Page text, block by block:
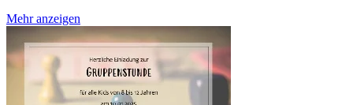
Mehr anzeigen